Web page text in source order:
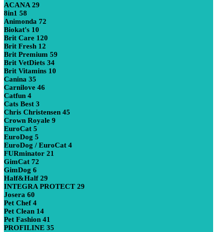
ACANA 29
8in1 58
Animonda 72
Biokat's 10
Brit Care 120
Brit Fresh 12
Brit Premium 59
Brit VetDiets 34
Brit Vitamins 10
Canina 35
Carnilove 46
Catfun 4
Cats Best 3
Chris Christensen 45
Crown Royale 9
EuroCat 5
EuroDog 5
EuroDog / EuroCat 4
FURminator 21
GimCat 72
GimDog 6
Half&Half 29
INTEGRA PROTECT 29
Josera 60
Pet Chef 4
Pet Clean 14
Pet Fashion 41
PROFILINE 35